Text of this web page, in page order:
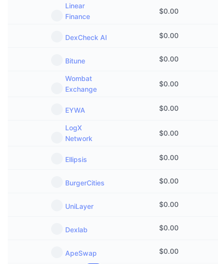
Linear
Finance
$0.00
DexCheck AI $0.00
Bitune $0.00
Wombat
Exchange
$0.00
EYWA $0.00
LogX
Network
$0.00
Ellipsis $0.00
BurgerCities $0.00
UniLayer $0.00
Dexlab $0.00
ApeSwap $0.00